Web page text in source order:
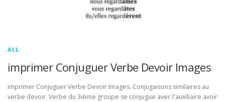
ALL
imprimer Conjuguer Verbe Devoir Images
imprimer Conjuguer Verbe Devoir Images. Conjugaisons similaires au
verbe devoir. Verbe du 3ième groupe se conjugue avec l'auxiliaire avoir